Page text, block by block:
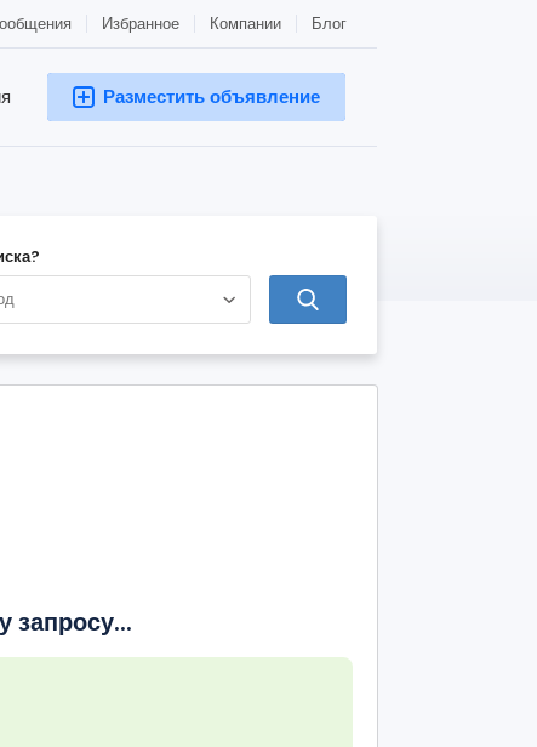
Блог
Компании
Избранное
Разместить объявление
запросу...